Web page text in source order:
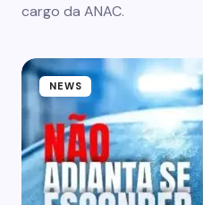
cargo da ANAC.
NEWS